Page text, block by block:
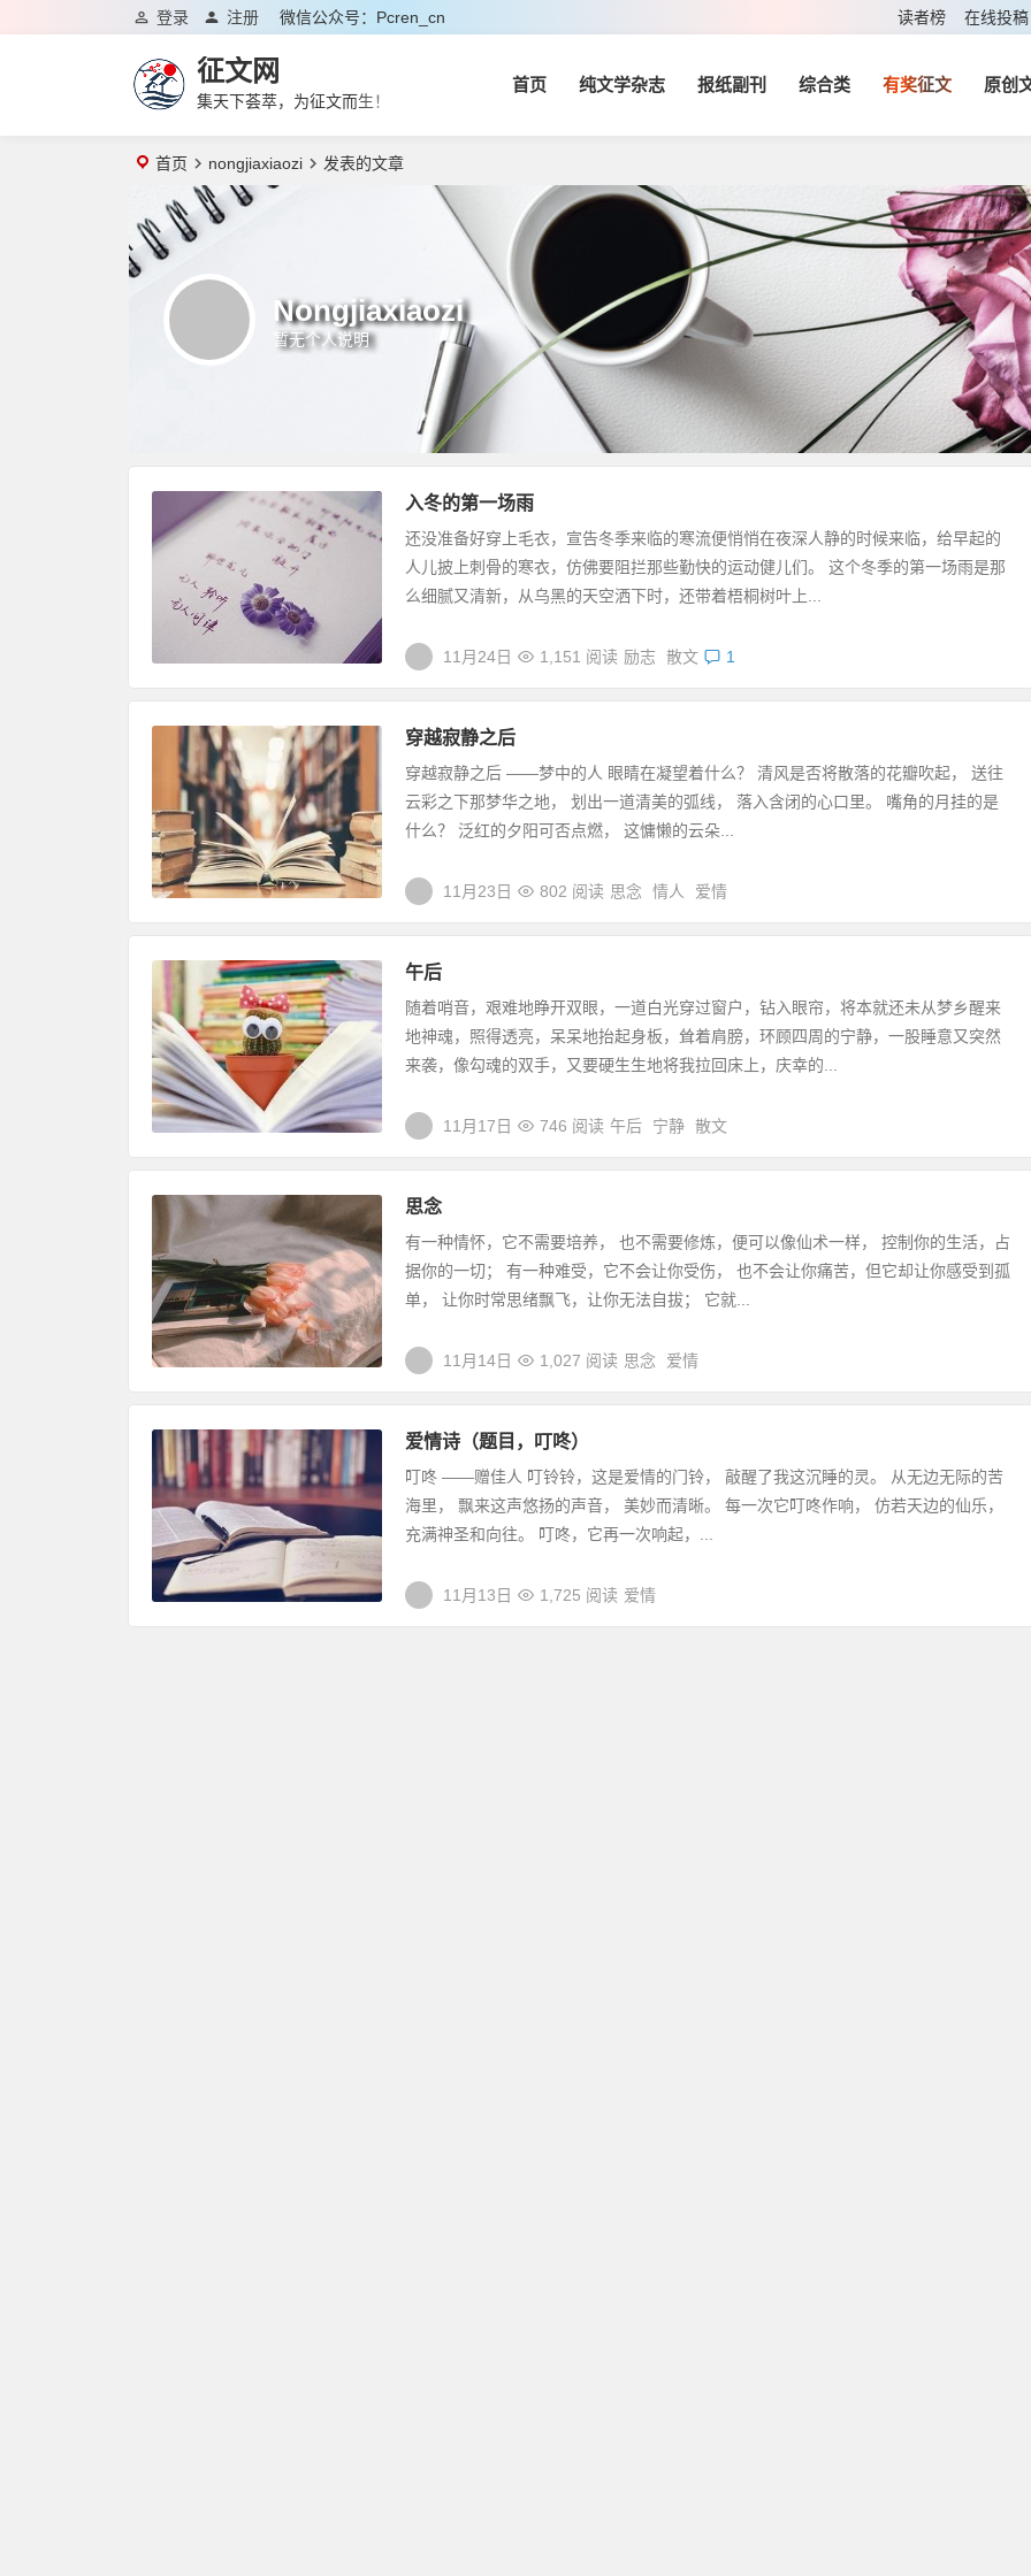
微信公众号：pcren_cn
登录 注册 读者榜 在线投稿
征文网
集天下荟萃，为征文而生！
首页 纯文学杂志 报纸副刊 综合类 有奖征文 原创
首页 nongjiaxiaozi 发表的文章
Nongjiaxiaozi
暂无个人说明
入冬的第一场雨
还没准备好穿上毛衣，宣告冬季来临的寒流便悄悄在夜深人静的时候来临，给早起的
人儿披上刺骨的寒衣，仿佛要阻拦那些勤快的运动健儿们。 这个冬季的第一场雨是那
么细腻又清新，从乌黑的天空洒下时，还带着梧桐树叶上...
11月24日 1,151 阅读 励志 散文 1
穿越寂静之后
穿越寂静之后 ——梦中的人 眼睛在凝望着什么？ 清风是否将散落的花瓣吹起， 送往
云彩之下那梦华之地， 划出一道清美的弧线， 落入含闭的心口里。 嘴角的月挂的是
什么？ 泛红的夕阳可否点燃， 这慵懒的云朵...
11月23日 802 阅读 思念 情人 爱情
午后
随着哨音，艰难地睁开双眼，一道白光穿过窗户，钻入眼帘，将本就还未从梦乡醒来
地神魂，照得透亮，呆呆地抬起身板，耸着肩膀，环顾四周的宁静，一股睡意又突然
来袭，像勾魂的双手，又要硬生生地将我拉回床上，庆幸的...
11月17日 746 阅读 午后 宁静 散文
思念
有一种情怀，它不需要培养， 也不需要修炼，便可以像仙术一样， 控制你的生活，占
据你的一切； 有一种难受，它不会让你受伤， 也不会让你痛苦，但它却让你感受到孤
单， 让你时常思绪飘飞，让你无法自拔； 它就...
11月14日 1,027 阅读 思念 爱情
爱情诗（题目，叮咚）
叮咚 ——赠佳人 叮铃铃，这是爱情的门铃， 敲醒了我这沉睡的灵。 从无边无际的苦
海里， 飘来这声悠扬的声音， 美妙而清晰。 每一次它叮咚作响， 仿若天边的仙乐，
充满神圣和向往。 叮咚，它再一次响起，...
11月13日 1,725 阅读 爱情